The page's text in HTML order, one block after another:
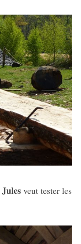
Julesveut tester les